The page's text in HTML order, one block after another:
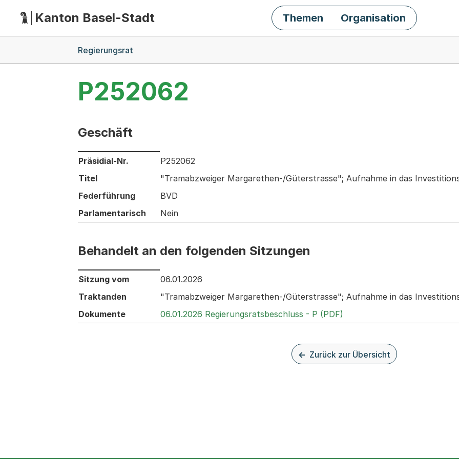
HauptnavigationKanton Basel-Stadt Themen Organisation
Regierungsrat
P252062
Geschäft
Informationen zum Ausgewählten Geschäft
Präsidial-Nr.
P252062
Titel
"Tramabzweiger Margarethen-/Güterstrasse"; Aufnahme in das
Federführung
BVD
Parlamentarisch
Nein
Behandelt an den folgenden Sitzungen
Behandelt an den folgenden Sitzungen: Informationen zu den Sitzungen zum Geschäft
Sitzung vom
06.01.2026
Traktanden
"Tramabzweiger Margarethen-/Güterstrasse"; Aufnahme in das
Dokumente
06.01.2026 Regierungsratsbeschluss - P (PDF)
Zurück zur Übersicht